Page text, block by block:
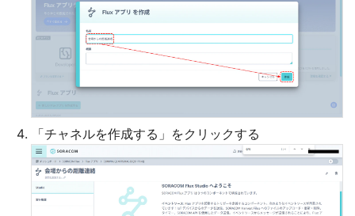
「チャネルを作成する」をクリックする